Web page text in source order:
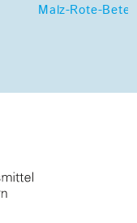
Malz-Rote-Bete